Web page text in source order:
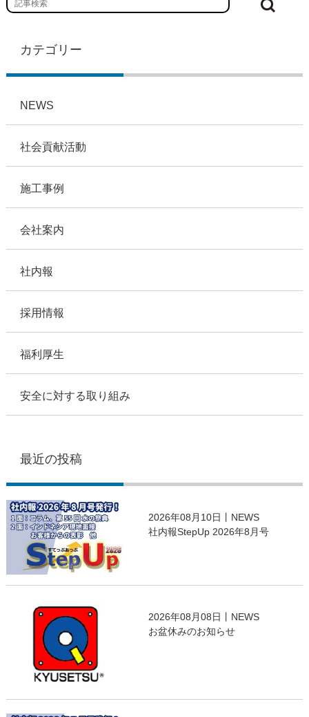
カテゴリー
NEWS
社会貢献活動
施工事例
会社案内
社内報
採用情報
福利厚生
安全に対する取り組み
最近の投稿
2026年08月10日丨NEWS
社内報StepUp 2026年8月号
2026年08月08日丨NEWS
お盆休みのお知らせ